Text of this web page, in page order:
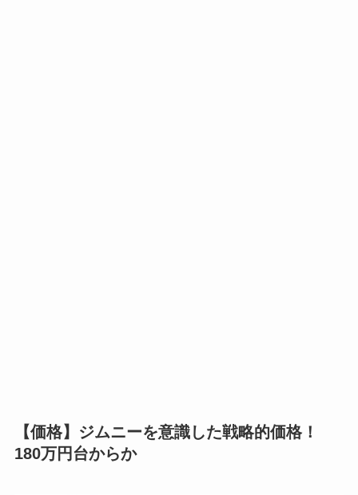
【価格】ジムニーを意識した戦略的価格！
180万円台からか